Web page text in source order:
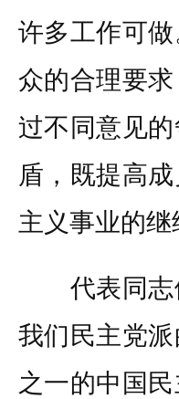
许多工作可
众的合理要
过不同意见
盾，既提高
主义事业的继
代表同志们
我们民主党
之一的中国